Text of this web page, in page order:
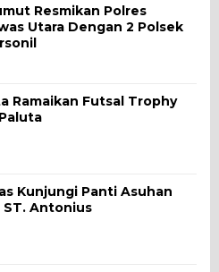
Resmikan Polres
Utara Dengan 2 Polsek
Ramaikan Futsal Trophy
Kunjungi Panti Asuhan
Antonius